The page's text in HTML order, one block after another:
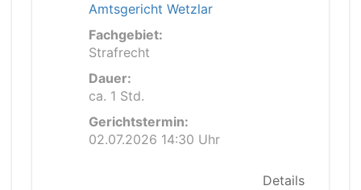
Amtsgericht Wetzlar
Fachgebiet:
Strafrecht
Dauer:
ca. 1 Std.
Gerichtstermin:
02.07.2026 14:30 Uhr
Details